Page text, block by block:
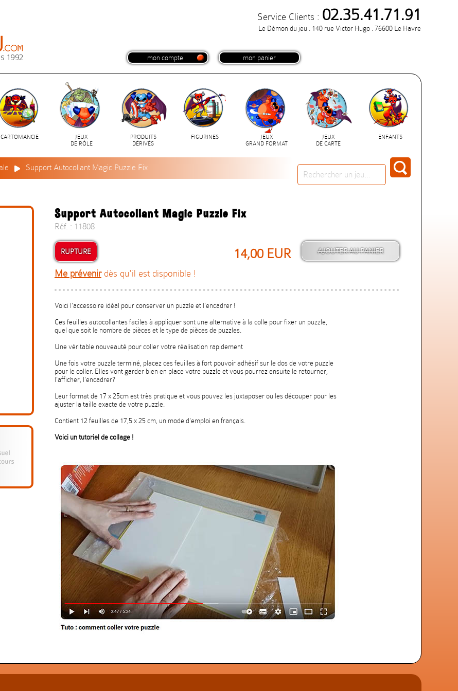
Service Clients : 02.35.41.71.91
Le Démon du jeu . 140 rue Victor Hugo . 76600 Le Havre
mon compte mon panier
CARTOMANCIE
JEUX
DE RÔLE
PRODUITS
DÉRIVÉS
FIGURINES
JEUX
GRAND FORMAT
JEUX
DE CARTE
ENFANTS
Support Autocollant Magic Puzzle Fix
Support Autocollant Magic Puzzle Fix
Réf. : 11808
RUPTURE 14,00 EUR
Me prévenirdès qu'il est disponible !
Voici l'accessoire idéal pour conserver un puzzle et l'encadrer !
Ces feuilles autocollantes faciles à appliquer sont une alternative à la colle pour fixer un puzzle,
quel que soit le nombre de pièces et le type de pièces de puzzles.
Une véritable nouveauté pour coller votre réalisation rapidement
Une fois votre puzzle terminé, placez ces feuilles à fort pouvoir adhésif sur le dos de votre puzzle
pour le coller. Elles vont garder bien en place votre puzzle et vous pourrez ensuite le retourner,
l'afficher, l'encadrer?
Leur format de 17 x 25cm est très pratique et vous pouvez les juxtaposer ou les découper pour les
ajuster la taille exacte de votre puzzle.
Contient 12 feuilles de 17,5 x 25 cm, un mode d'emploi en français.
Voici un tutoriel de collage !